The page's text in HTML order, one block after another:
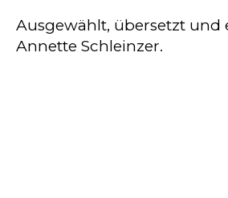
Ausgewählt, übersetzt und
Annette Schleinzer.